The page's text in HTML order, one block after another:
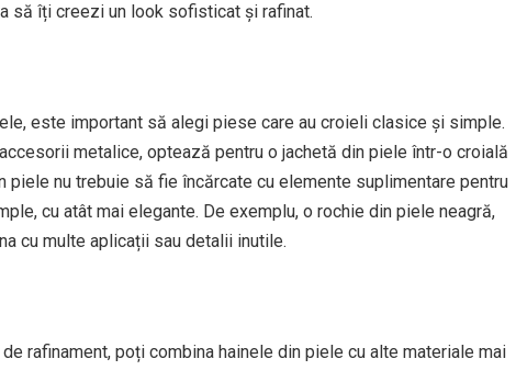
să îți creezi un look sofisticat și rafinat.
este important să alegi piese care au croieli clasice și simple.
metalice, optează pentru o jachetă din piele într-o croială
piele nu trebuie să fie încărcate cu elemente suplimentare pentru
cu atât mai elegante. De exemplu, o rochie din piele neagră,
cu multe aplicații sau detalii inutile.
rafinament, poți combina hainele din piele cu alte materiale mai